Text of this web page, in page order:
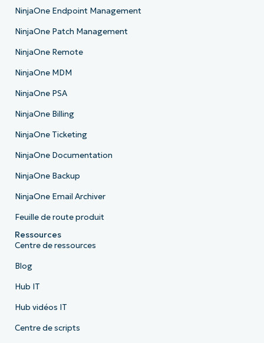
NinjaOne Endpoint Management
NinjaOne Patch Management
NinjaOne Remote
NinjaOne MDM
NinjaOne PSA
NinjaOne Billing
NinjaOne Ticketing
NinjaOne Documentation
NinjaOne Backup
NinjaOne Email Archiver
Feuille de route produit
Ressources
Centre de ressources
Blog
Hub IT
Hub vidéos IT
Centre de scripts